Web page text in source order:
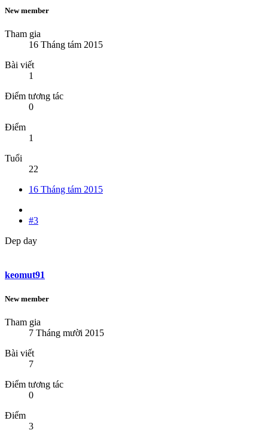
New member
Tham gia
16 Tháng tám 2015
Bài viết
1
Điểm tương tác
0
Điểm
1
Tuổi
22
16 Tháng tám 2015
#3
Dep day
keomut91
New member
Tham gia
7 Tháng mười 2015
Bài viết
7
Điểm tương tác
0
Điểm
3